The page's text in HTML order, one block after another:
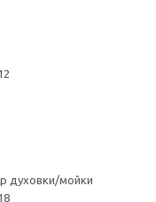
духовки/мойки